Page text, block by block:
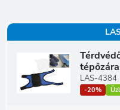
LAS-4384
-20%